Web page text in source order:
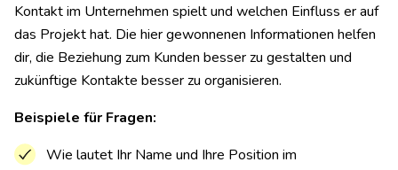
Kontakt im Unternehmen spielt und welchen Einfluss er auf
das Projekt hat. Die hier gewonnenen Informationen helfen
dir, die Beziehung zum Kunden besser zu gestalten und
zukünftige Kontakte besser zu organisieren.
Beispiele für Fragen:
Wie lautet Ihr Name und Ihre Position im